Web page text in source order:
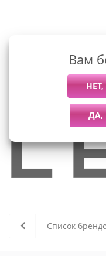
В
Список
Вам